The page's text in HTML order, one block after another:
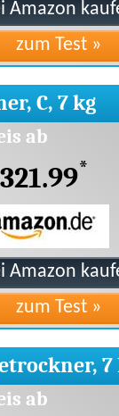
C, 7 kg
ab
*
7
ab